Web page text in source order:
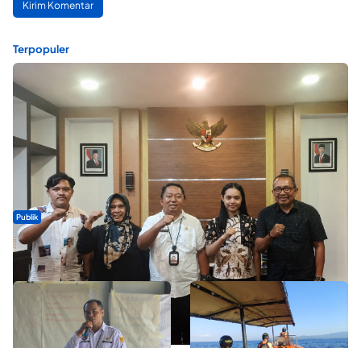
Terpopuler
Publik
Dua Talenta Muda Ternate Wakili Maluku Utara di Gita Bahana
Nusantara 2026